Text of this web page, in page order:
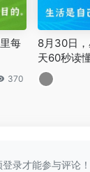
每
370
8月30日
天60秒读
录才能参与评论！